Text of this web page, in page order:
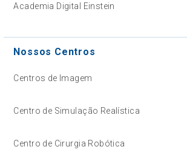
Academia Digital Einstein
Nossos Centros
Centros de Imagem
Centro de Simulação Realística
Centro de Cirurgia Robótica